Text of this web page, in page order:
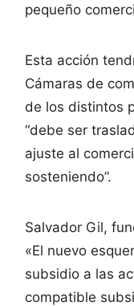
pequeño
Esta acción
Cámaras de
de los distintos
“debe ser
ajuste al
sosteniendo”.
Salvador Gil,
«El nuevo
subsidio a las
compatible